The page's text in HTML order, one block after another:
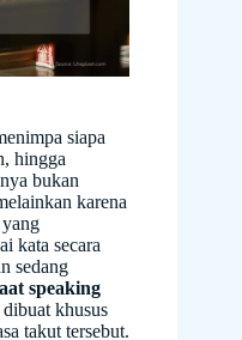
siapa
hingga
bukan
karena
kata secara
sedang
speaking
khusus
takut tersebut.